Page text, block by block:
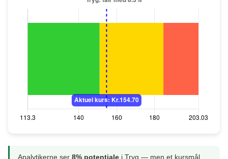
Analytikerne ser 8% potentiale i Tryg — men et kursmål